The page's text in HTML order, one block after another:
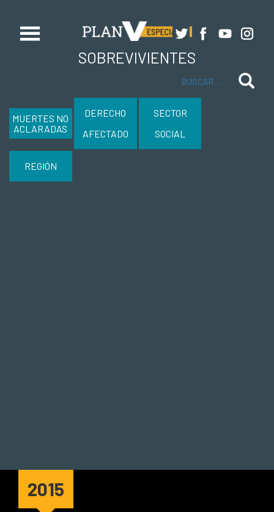
SOBREVIVIENTES
MUERTES NO
ACLARADAS
DERECHO
AFECTADO
SECTOR
SOCIAL
REGIÓN
2015